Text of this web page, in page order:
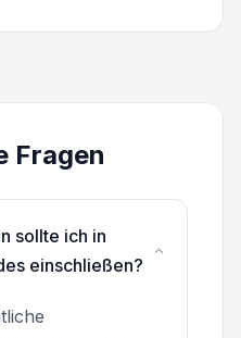
Fragen
sollte ich in
einschließen?